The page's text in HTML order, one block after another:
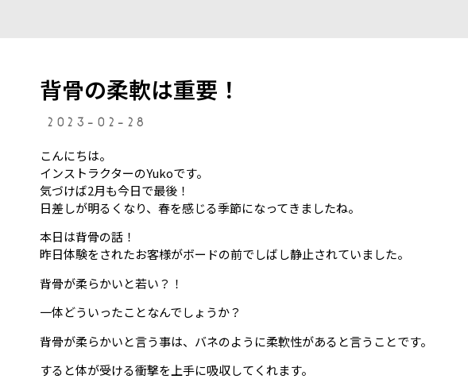
背骨の柔軟は重要！
2023-02-28
こんにちは。
インストラクターのYukoです。
気づけば2月も今日で最後！
日差しが明るくなり、春を感じる季節になってきましたね。
本日は背骨の話！
昨日体験をされたお客様がボードの前でしばし静止されていました。
背骨が柔らかいと若い？！
一体どういったことなんでしょうか？
背骨が柔らかいと言う事は、バネのように柔軟性があると言うことです。
すると体が受ける衝撃を上手に吸収してくれます。